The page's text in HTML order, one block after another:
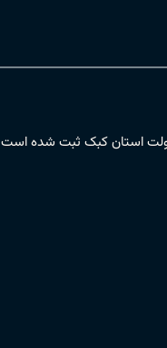
استان کبک ثبت شده است